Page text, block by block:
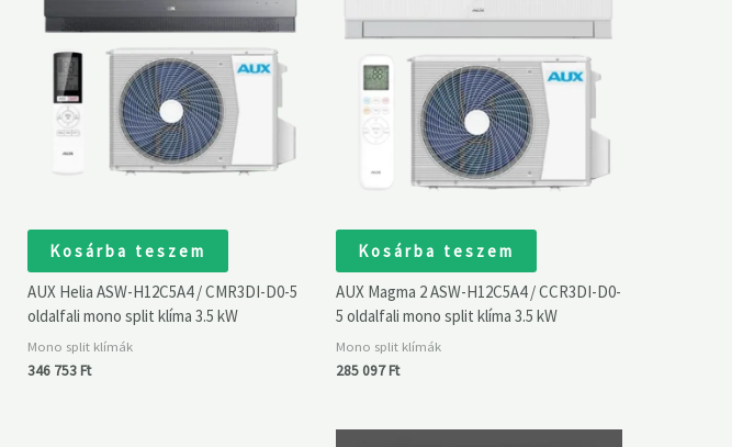
Kosárba teszem
AUX Helia ASW-H12C5A4 / CMR3DI-D0-5
oldalfali mono split klíma 3.5 kW
Mono split klímák
346 753Ft
Kosárba teszem
AUX Magma 2 ASW-H12C5A4 / CCR3DI-D0-
5 oldalfali mono split klíma 3.5 kW
Mono split klímák
285 097Ft